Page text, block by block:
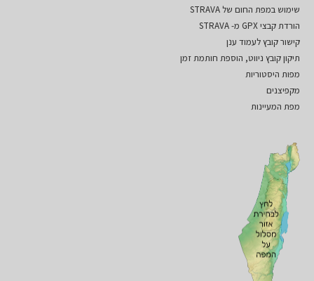
שימוש במפת החום של STRAVA
הורדת קבצי GPX מ- STRAVA
קישור קובץ לעמוד ענן
תיקון קובץ ניווט, הוספת חותמת זמן
מפות היסטוריות
מקפיצנים
מפת המעיינות